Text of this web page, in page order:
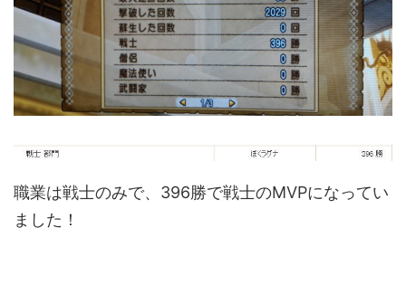
職業は戦士のみで、396勝で戦士のMVPになってい
ました！